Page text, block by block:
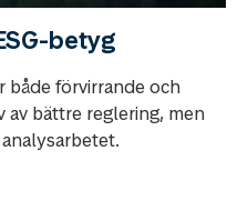
betyg
både förvirrande och
av bättre reglering, men